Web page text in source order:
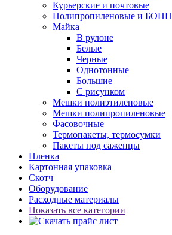
Курьерские и почтовые
Полипропиленовые и БОПП
Майка
В рулоне
Белые
Черные
Однотонные
Большие
С рисунком
Мешки полиэтиленовые
Мешки полипропиленовые
Фасовочные
Термопакеты, термосумки
Пакеты под саженцы
Пленка
Картонная упаковка
Скотч
Оборудование
Расходные материалы
Показать все категории